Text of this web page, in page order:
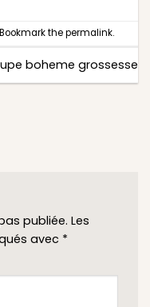
thepermalink.
boheme grossesse
publiée. Les
avec *